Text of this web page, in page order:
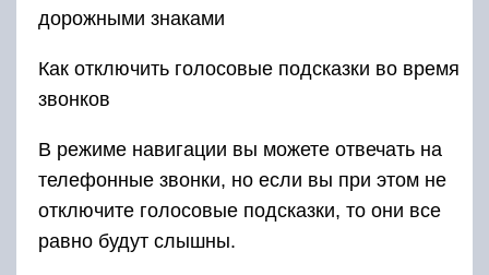
дорожными знаками
Как отключить голосовые подсказки во время
звонков
В режиме навигации вы можете отвечать на
телефонные звонки, но если вы при этом не
отключите голосовые подсказки, то они все
равно будут слышны.